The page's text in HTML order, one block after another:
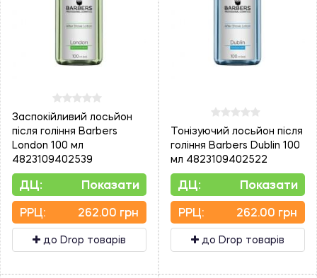
Заспокійливий лосьйон
після гоління Barbers
London 100 мл
4823109402539
ДЦ: Показати
PPЦ: 262.00 грн
до Drop товарів
Тонізуючий лосьйон після
гоління Barbers Dublin 100
мл 4823109402522
ДЦ: Показати
PPЦ: 262.00 грн
до Drop товарів